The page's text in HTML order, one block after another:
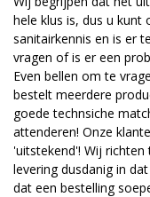
hele klus is, dus u kunt
sanitairkennis en is er
vragen of is er een
Even bellen om te
bestelt meerdere
goede technsiche
attenderen! Onze
'uitstekend'! Wij
levering dusdanig in
dat een bestelling